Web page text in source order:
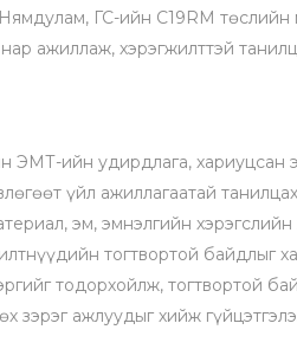
ГС-ийн C19RM төслийн
ажиллаж, хэрэгжилттэй
ЭМТ-ийн удирдлага, хариуцсан
үйл ажиллагаатай
эм, эмнэлгийн
тогтвортой байдлыг
тодорхойлж, тогтвортой
зэрэг ажлуудыг хийж